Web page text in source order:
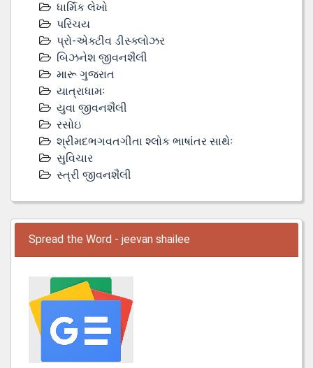
ધાર્મિક લેખો
પરિચય
પ્રો-એક્ટીવ ડીસ્‍ક્લોઝર
બિઝનેશ જીવનશૈલી
મારૂ ગુજરાત
યાત્રાધામઃ
યુવા જીવનશૈલી
રસોઇ
શ્રીમદભગવતગીતા શ્લોક ભાષાંતર સાથેઃ
સુવિચાર
સ્ત્રી જીવનશૈલી
Spread the Word - jeevan shailee